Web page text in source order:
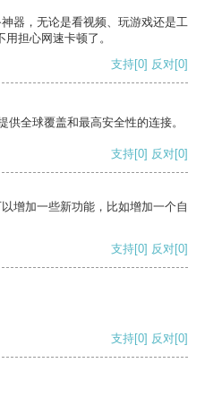
器，无论是看视频、玩游戏还是工
担心网速卡顿了。
支持[0] 反对[0]
全球覆盖和最高安全性的连接。
支持[0] 反对[0]
增加一些新功能，比如增加一个自
支持[0] 反对[0]
支持[0] 反对[0]